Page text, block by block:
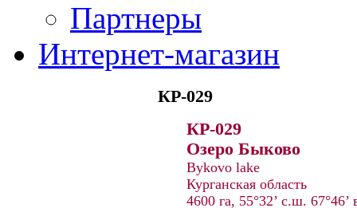
Партнеры
Интернет-магазин
КР-029
КР-029
Озеро Быково
Bykovo lake
Курганская область
4600 га, 55°32’ с.ш. 67°46’